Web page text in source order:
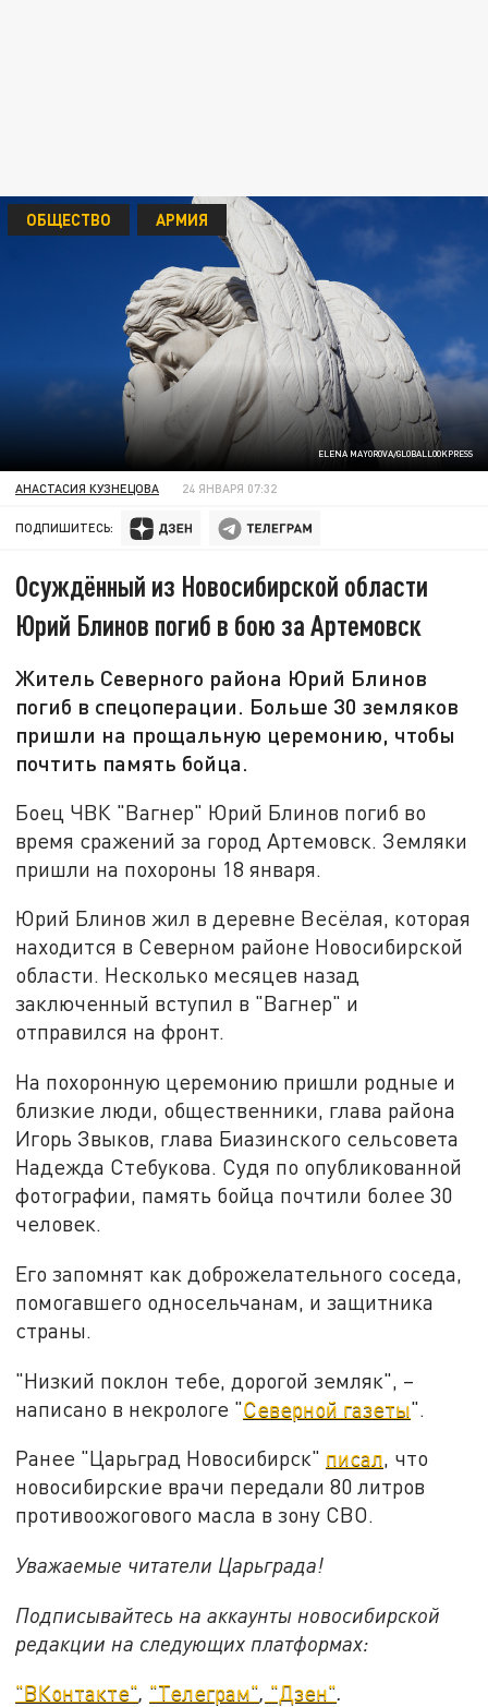
ELENA MAYOROVA/GLOBALLOOKPRESS
ОБЩЕСТВО АРМИЯ
АНАСТАСИЯ КУЗНЕЦОВА 24 ЯНВАРЯ 07:32
ПОДПИШИТЕСЬ:
Осуждённый из Новосибирской области
Юрий Блинов погиб в бою за Артемовск
Житель Северного района Юрий Блинов
погиб в спецоперации. Больше 30 земляков
пришли на прощальную церемонию, чтобы
почтить память бойца.
Боец ЧВК "Вагнер" Юрий Блинов погиб во
время сражений за город Артемовск. Земляки
пришли на похороны 18 января.
Юрий Блинов жил в деревне Весёлая, которая
находится в Северном районе Новосибирской
области. Несколько месяцев назад
заключенный вступил в "Вагнер" и
отправился на фронт.
На похоронную церемонию пришли родные и
близкие люди, общественники, глава района
Игорь Звыков, глава Биазинского сельсовета
Надежда Стебукова. Судя по опубликованной
фотографии, память бойца почтили более 30
человек.
Его запомнят как доброжелательного соседа,
помогавшего односельчанам, и защитника
страны.
"Низкий поклон тебе, дорогой земляк", –
написано в некрологе "Северной газеты".
Ранее "Царьград Новосибирск" писал, что
новосибирские врачи передали 80 литров
противоожогового масла в зону СВО.
Уважаемые читатели Царьграда!
Подписывайтесь на аккаунты новосибирской
редакции на следующих платформах:
"ВКонтакте", "Телеграм", "Дзен".